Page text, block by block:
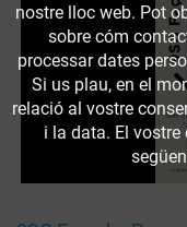
nostre lloc web. Pot
sobre cóm
processar dates
Si us plau, en el
relació al vostre
i la data. El